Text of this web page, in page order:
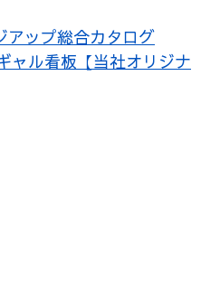
アップ総合カタログ
ャル看板【当社オリジナ